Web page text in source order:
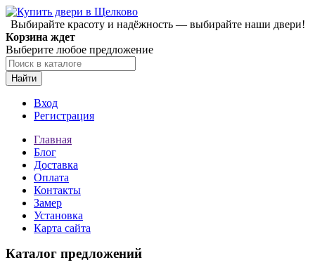
Выбирайте красоту и надёжность — выбирайте наши двери!
Корзина ждет
Выберите любое предложение
Найти
Вход
Регистрация
Главная
Блог
Доставка
Оплата
Контакты
Замер
Установка
Карта сайта
Каталог предложений